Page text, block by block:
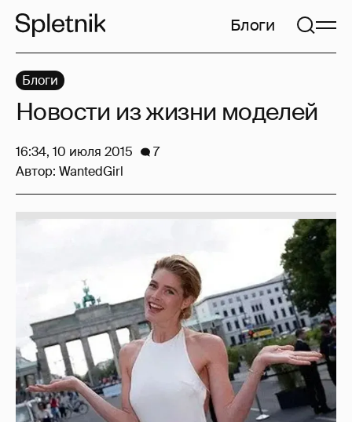
Блоги
Блоги
Новости из жизни моделей
16:34, 10 июля 2015
7
Автор: WantedGirl